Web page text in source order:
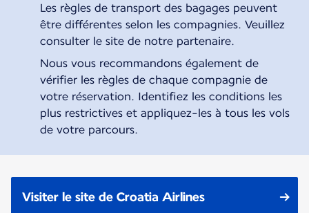
Les règles de transport des bagages peuvent
être différentes selon les compagnies. Veuillez
consulter le site de notre partenaire.
Nous vous recommandons également de
vérifier les règles de chaque compagnie de
votre réservation. Identifiez les conditions les
plus restrictives et appliquez-les à tous les vols
de votre parcours.
Visiter le site de Croatia Airlines